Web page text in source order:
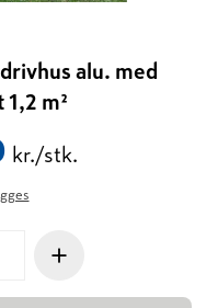
alu. med
m²
kr./stk.
+